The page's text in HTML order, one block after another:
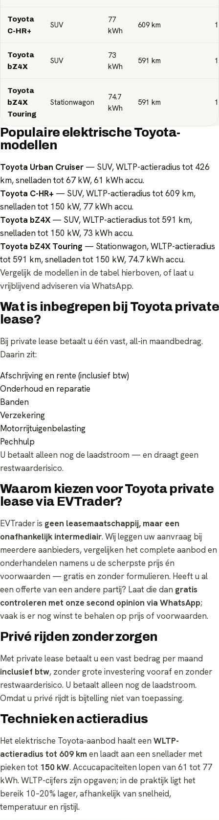
Toyota
C-HR+
SUV
77
kWh
609 km
Toyota
bZ4X
SUV
73
kWh
591 km
Toyota
bZ4X
Touring
Stationwagon
74.7
kWh
591 km
Populaire elektrische Toyota-
modellen
Toyota Urban Cruiser — SUV, WLTP-actieradius tot 426
km, snelladen tot 67 kW, 61 kWh accu.
Toyota C-HR+ — SUV, WLTP-actieradius tot 609 km,
snelladen tot 150 kW, 77 kWh accu.
Toyota bZ4X — SUV, WLTP-actieradius tot 591 km,
snelladen tot 150 kW, 73 kWh accu.
Toyota bZ4X Touring — Stationwagon, WLTP-actieradius
tot 591 km, snelladen tot 150 kW, 74.7 kWh accu.
Vergelijk de modellen in de tabel hierboven, of laat u
vrijblijvend adviseren via WhatsApp.
Wat is inbegrepen bij Toyota private
lease?
Bij private lease betaalt u één vast, all-in maandbedrag.
Daarin zit:
Afschrijving en rente (inclusief btw)
Onderhoud en reparatie
Banden
Verzekering
Motorrijtuigenbelasting
Pechhulp
U betaalt alleen nog de laadstroom — en draagt geen
restwaarderisico.
Waarom kiezen voor Toyota private
lease via EVTrader?
EVTrader is geen leasemaatschappij, maar een
onafhankelijk intermediair. Wij leggen uw aanvraag bij
meerdere aanbieders, vergelijken het complete aanbod en
onderhandelen namens u de scherpste prijs én
voorwaarden — gratis en zonder formulieren. Heeft u al
een offerte van een andere partij? Laat die dan gratis
controleren met onze second opinion via WhatsApp;
vaak is er nog winst te behalen op prijs of voorwaarden.
Privé rijden zonder zorgen
Met private lease betaalt u een vast bedrag per maand
inclusief btw, zonder grote investering vooraf en zonder
restwaarderisico. U betaalt alleen nog de laadstroom.
Omdat u privé rijdt is bijtelling niet van toepassing.
Techniek en actieradius
Het elektrische Toyota-aanbod haalt een WLTP-
actieradius tot 609 km en laadt aan een snellader met
pieken tot 150 kW. Accucapaciteiten lopen van 61 tot 77
kWh. WLTP-cijfers zijn opgaven; in de praktijk ligt het
bereik 10–20% lager, afhankelijk van snelheid,
temperatuur en rijstijl.